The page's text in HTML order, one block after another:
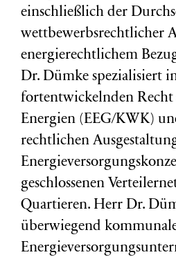
einschließlich der
wettbewerbsrechtlicher
energierechtlichem
Dr. Dümke spezialisiert
fortentwickelnden Recht
Energien (EEG/KWK)
rechtlichen
geschlossenen
Quartieren. Herr Dr.
überwiegend